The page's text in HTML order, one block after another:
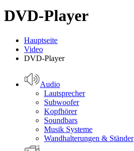
DVD-Player
Hauptseite
Video
DVD-Player
Audio
Lautsprecher
Subwoofer
Kopfhörer
Soundbars
Musik Systeme
Wandhalterungen & Ständer